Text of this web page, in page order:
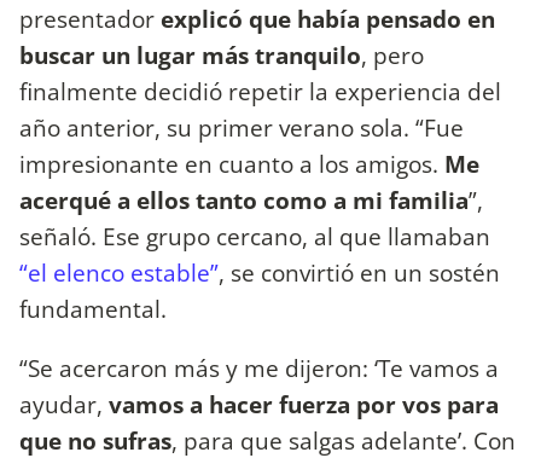
presentador explicó que había pensado en
buscar un lugar más tranquilo, pero
finalmente decidió repetir la experiencia del
año anterior, su primer verano sola. “Fue
impresionante en cuanto a los amigos. Me
acerqué a ellos tanto como a mi familia”,
señaló. Ese grupo cercano, al que llamaban
“el elenco estable”, se convirtió en un sostén
fundamental.
“Se acercaron más y me dijeron: ‘Te vamos a
ayudar, vamos a hacer fuerza por vos para
que no sufras, para que salgas adelante’. Con